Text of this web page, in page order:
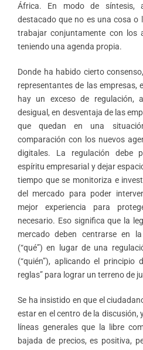
África. En modo de síntesis,
destacado que no es una cosa o
trabajar conjuntamente con los
teniendo una agenda propia.
Donde ha habido cierto
representantes de las empresas,
hay un exceso de regulación,
desigual, en desventaja de las
que quedan en una
comparación con los nuevos
digitales. La regulación debe
espíritu empresarial y dejar
tiempo que se monitoriza e
del mercado para poder
mejor experiencia para
necesario. Eso significa que la
mercado deben centrarse en
(“qué”) en lugar de una
(“quién”), aplicando el principio
reglas” para lograr un terreno de
Se ha insistido en que el
estar en el centro de la discusión,
líneas generales que la libre
bajada de precios, es positiva,